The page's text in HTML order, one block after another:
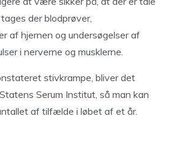
der blodprøver,
af hjernen og undersøgelser af
i nerverne og musklerne.
stivkrampe, bliver det
Serum Institut, så man kan
af tilfælde i løbet af et år.